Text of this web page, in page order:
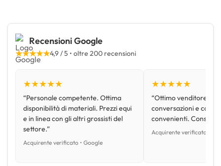
Recensioni Google
★★★★★4,9 / 5 • oltre 200 recensioni
★★★★★
“Personale competente. Ottima
disponibilità di materiali. Prezzi equi
e in linea con gli altri grossisti del
settore.”
Acquirente verificato • Google
★★★★★
“Ottimo venditore,
conversazioni e con
convenienti.
Acquirente verificato •